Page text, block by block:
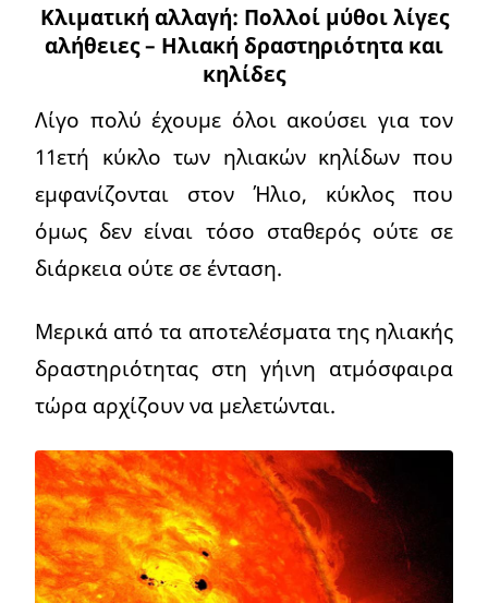
Κλιματική αλλαγή: Πολλοί μύθοι λίγες
αλήθειες – Ηλιακή δραστηριότητα και
κηλίδες
Λίγο πολύ έχουμε όλοι ακούσει για τον
11ετή κύκλο των ηλιακών κηλίδων που
εμφανίζονται στον Ήλιο, κύκλος που
όμως δεν είναι τόσο σταθερός ούτε σε
διάρκεια ούτε σε ένταση.
Μερικά από τα αποτελέσματα της ηλιακής
δραστηριότητας στη γήινη ατμόσφαιρα
τώρα αρχίζουν να μελετώνται.